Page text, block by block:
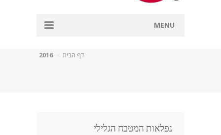
MENU
עיקריות
דף הבית 2016
נפלאות המטבח הגלילי